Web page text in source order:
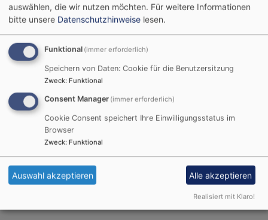
In einem Traugottesdienst
sprechen wir Ihnen für
Ihre Ehe den Segen
Und sie versprechen
und Treue vor Ihren Gästen und vor Gottes Angesicht.
Den Gottesdienst bereiten wir miteinander ausführlich
vor und berücksichtigen dabei Ihre persönliche
Situation.
Aufwand möglich:
auswählen, die wir nutzen möchten. Für weitere Informationen
bitte unsere Datenschutzhinweise lesen.
Funktional (immer erforderlich)
Speichern von Daten: Cookie für die Benutzersitzung
Zweck: Funktional
Consent Manager (immer erforderlich)
Cookie Consent speichert Ihre Einwilligungsstatus im
Browser
Zweck: Funktional
Auswahl akzeptieren Alle akzeptieren
Realisiert mit Klaro!